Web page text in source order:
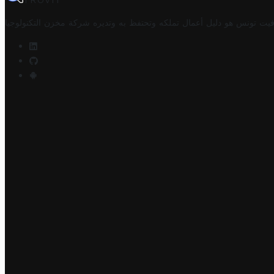
تونس هو دليل أعمال تملكه وتحتفظ به وتديره شركة مخزن التكنولوجيا